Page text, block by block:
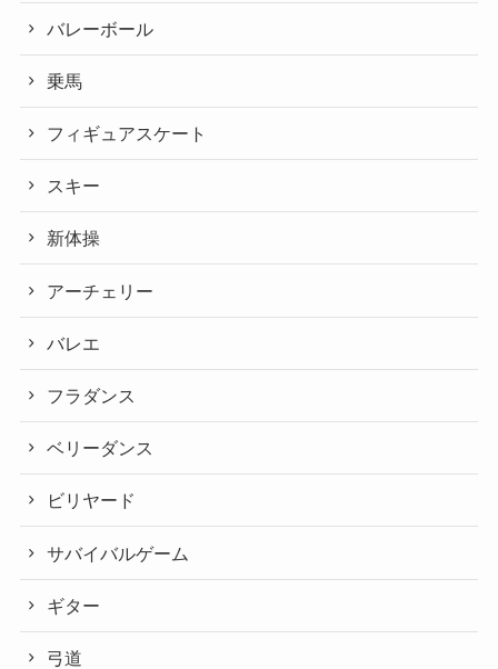
バレーボール
乗馬
フィギュアスケート
スキー
新体操
アーチェリー
バレエ
フラダンス
ベリーダンス
ビリヤード
サバイバルゲーム
ギター
弓道